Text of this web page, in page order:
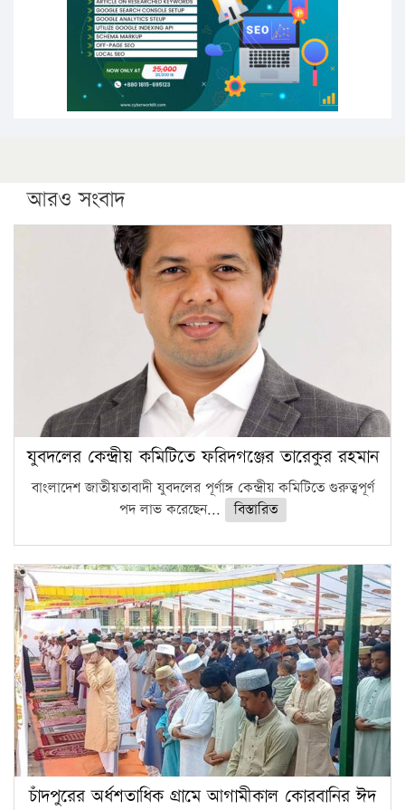
কঠোর হচ্ছে এসএসসি ও এইচএসসি পরীক্ষা
ফরিদগঞ্জে আগুনে পুড়লো ৬ ব্যবসা প্রতিষ্ঠান
আরও সংবাদ
যুবদলের কেন্দ্রীয় কমিটিতে ফরিদগঞ্জের তারেকুর রহমান
বাংলাদেশ জাতীয়তাবাদী যুবদলের পূর্ণাঙ্গ কেন্দ্রীয় কমিটিতে গুরুত্বপূর্ণ
পদ লাভ করেছেন...
বিস্তারিত
চাঁদপুরের অর্ধশতাধিক গ্রামে আগামীকাল কোরবানির ঈদ